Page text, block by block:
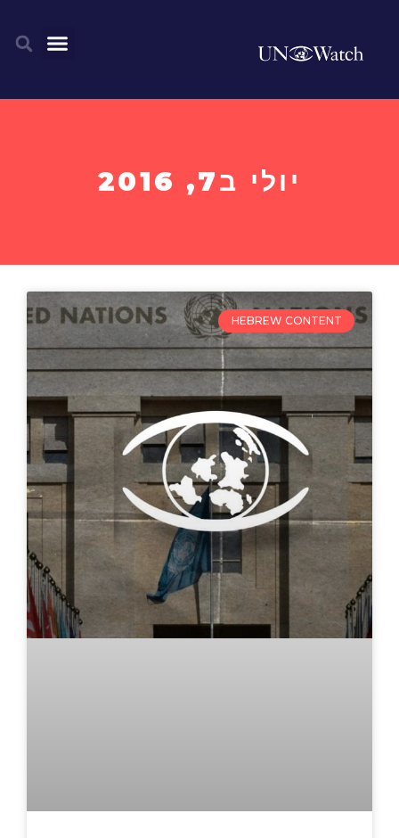
יולי ב7, 2016
HEBREW CONTENT